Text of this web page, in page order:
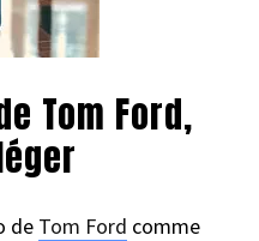
Tom Ford,
de Tom Ford comme